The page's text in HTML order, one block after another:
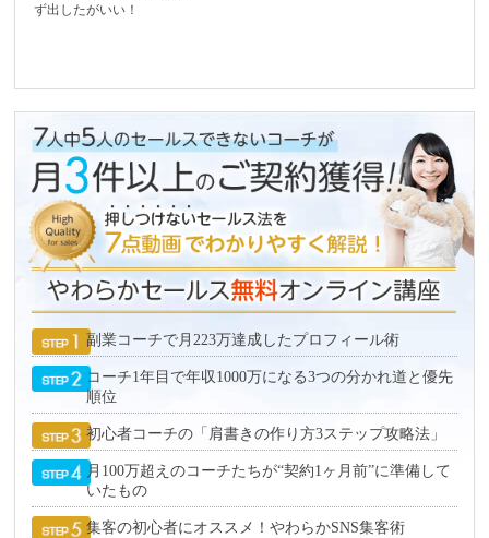
ず出したがいい！
副業コーチで月223万達成したプロフィール術
コーチ1年目で年収1000万になる3つの分かれ道と優先
順位
初心者コーチの「肩書きの作り方3ステップ攻略法」
月100万超えのコーチたちが“契約1ヶ月前”に準備して
いたもの
集客の初心者にオススメ！やわらかSNS集客術